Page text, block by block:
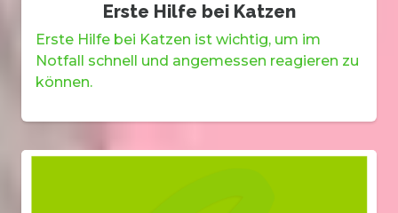
Erste Hilfe bei Katzen
Erste Hilfe bei Katzen ist wichtig, um im
Notfall schnell und angemessen reagieren zu
können.